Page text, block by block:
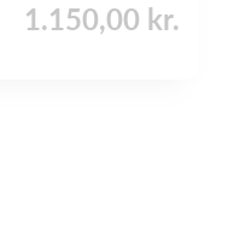
1.150,00 kr.